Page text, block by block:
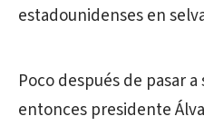
estadounidenses en
Poco después de pasar
entonces presidente